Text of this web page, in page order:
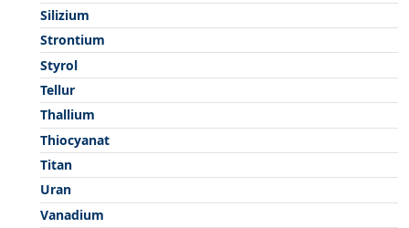
Silizium
Strontium
Styrol
Tellur
Thallium
Thiocyanat
Titan
Uran
Vanadium